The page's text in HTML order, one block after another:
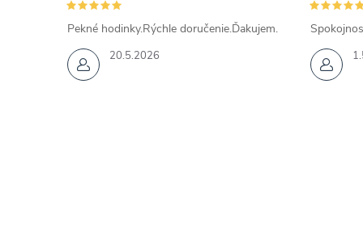
20.5.2026
Pekné hodinky.Rýchle doručenie.Ďakujem.